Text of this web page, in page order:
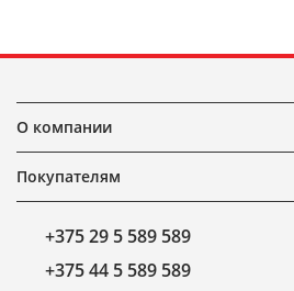
О компании
Покупателям
+375 29 5 589 589
+375 44 5 589 589